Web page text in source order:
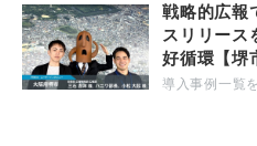
戦略的広報
スリリース
好循環【堺
導入事例一覧